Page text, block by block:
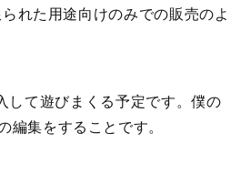
れた用途向けのみでの販売のよ
して遊びまくる予定です。僕の
集をすることです。